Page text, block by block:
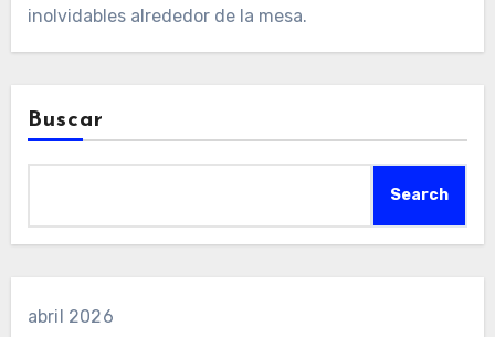
inolvidables alrededor de la mesa.
Buscar
Search
abril 2026